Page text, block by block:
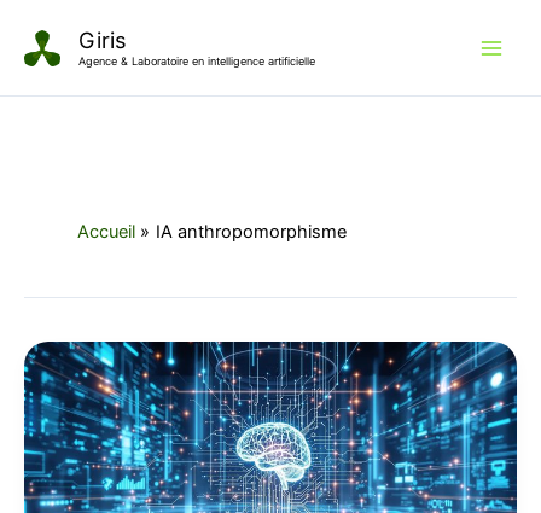
contenu
Giris
Agence & Laboratoire en intelligence artificielle
Accueil IA anthropomorphisme
Dark
Patterns
Relationnels
:
l’éthique
des